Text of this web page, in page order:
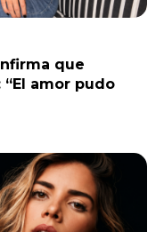
que
amor pudo